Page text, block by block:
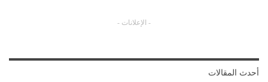
- الإعلانات -
أحدث المقالات